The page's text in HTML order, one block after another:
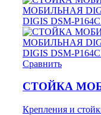
Сравнить
СТОЙКА
Крепления и